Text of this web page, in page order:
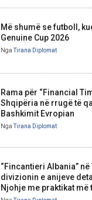
Më shumë se futboll,
Genuine Cup 2026
Nga Tirana Diplomat
Rama për “Financial
Shqipëria në rrugë të
Bashkimit Evropian
Nga Tirana Diplomat
“Fincantieri Albania”
divizionin e anijeve
Njohje me praktikat më